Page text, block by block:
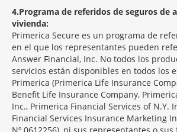
4 Programa de referidos de seguros de
vivienda:
Primerica Secure es un programa de
en el que los representantes pueden
Answer Financial, Inc. No todos los
servicios están disponibles en todos los
Primerica (Primerica Life Insurance
Benefit Life Insurance Company,
Inc., Primerica Financial Services of N.Y.
Financial Services Insurance Marketing